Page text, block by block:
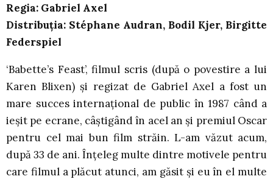
Regia: Gabriel Axel
Distribuția: Stéphane Audran, Bodil Kjer, Birgitte
Federspiel
‘Babette’s Feast’, filmul scris (după o povestire a lui
Karen Blixen) și regizat de Gabriel Axel a fost un
mare succes internațional de public în 1987 când a
ieșit pe ecrane, câștigând în acel an și premiul Oscar
pentru cel mai bun film străin. L-am văzut acum,
după 33 de ani. Înțeleg multe dintre motivele pentru
care filmul a plăcut atunci, am găsit și eu în el multe